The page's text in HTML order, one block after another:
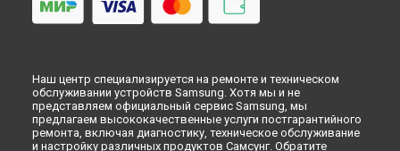
Духовой шкаф
Вытяжка
Наш центр специализируется на ремонте и техническом
обслуживании устройств Samsung. Хотя мы и не
представляем официальный сервис Samsung, мы
предлагаем высококачественные услуги постгарантийного
ремонта, включая диагностику, техническое обслуживание
и настройку различных продуктов Самсунг. Обратите